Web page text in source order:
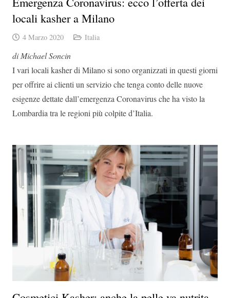
locali kasher a Milano
4 Marzo 2020 Italia
di Michael Soncin
I vari locali kasher di Milano si sono organizzati in questi giorni
per offrire ai clienti un servizio che tenga conto delle nuove
esigenze dettate dall’emergenza Coronavirus che ha visto la
Lombardia tra le regioni più colpite d’Italia.